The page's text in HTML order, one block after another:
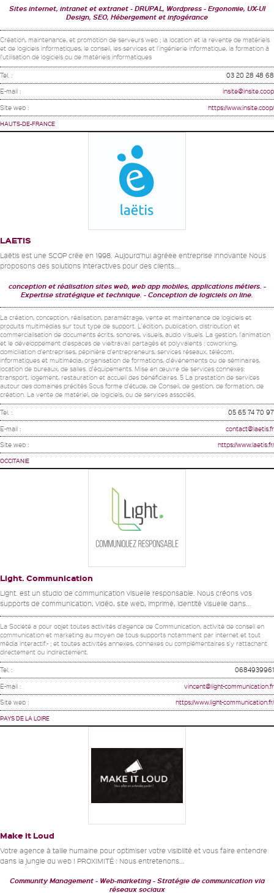
Sites internet, intranet et extranet DRUPAL, Wordpress
Ergonomie, UX-UI
Design, SEO, Hébergement et infogérance
Création, maintenance, et promotion de serveurs web ; la location et la revente de matériels
et de logiciels informatiques, le conseil, les services et l'ingénierie informatique, la formation à
l'utilisation de logiciels ou de matériels informatiques
Tel. : 03 20 28 48 68
E-mail : insite@insite.coop
Site web : https://www.insite.coop/
HAUTS-DE-FRANCE
LAETIS
Laëtis est une SCOP crée en 1998. Aujourd’hui agréee entreprise innovante Nous
proposons des solutions interactives pour des clients...
conception et réalisation sites web, web app mobiles, applications métiers.
Expertise stratégique et technique.
Conception de logiciels on line.
La création, conception, réalisation, paramétrage, vente et maintenance de logiciels et
produits multimédias sur tout type de support. L'édition, publication, distribution et
commercialisation de documents écrits, sonores, visuels, audio visuels. La gestion, l'animation
et le développement d'espaces de vie/travail partagés et polyvalents : coworking,
domiciliation d'entreprises, pépinière d'entrepreneurs, services réseaux, télécom,
informatiques et multimédia, organisation de formations, d'événements ou de séminaires,
location de bureaux, de salles. d'équipements. Mise en œuvre de services connexes:
transport, logement, restauration et accueil des bénéficiaires. 5 La prestation de services
autour des domaines précités Sous forme d'étude, de Conseil, de gestion, de formation, de
création. La vente de matériel, de logiciels, ou de services associés.
Tel. : 05 65 74 70 97
E-mail : contact@laetis.fr
Site web : https://www.laetis.fr/
OCCITANIE
Light. Communication
Light. est un studio de communication visuelle responsable. Nous créons vos
supports de communication, vidéo, site web, imprimé, identité visuelle dans...
La Société a pour objet toutes activités d'agence de Communication, activité de conseil en
communication et marketing au moyen de tous supports notamment par internet et tout
média interactif.- ; et toutes activités annexes, connexes ou complémentaires s'y rattachant
directement ou indirectement.
Tel. : 0684939961
E-mail : vincent@light-communication.fr
Site web : https://www.light-communication.fr/
PAYS DE LA LOIRE
Make it Loud
Votre agence à taille humaine pour optimiser votre visibilité et vous faire entendre
dans la jungle du web ! PROXIMITÉ : Nous entretenons...
Community Management Web-marketing
Stratégie de communication via
réseaux sociaux